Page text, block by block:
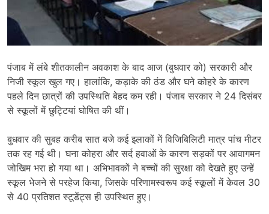
पंजाब में लंबे शीतकालीन अवकाश के बाद आज (बुधवार को) सरकारी और
निजी स्कूल खुल गए। हालांकि, कड़ाके की ठंड और घने कोहरे के कारण
पहले दिन छात्रों की उपस्थिति बेहद कम रही। पंजाब सरकार ने 24 दिसंबर
से स्कूलों में छुट्टियां घोषित की थीं।
बुधवार की सुबह करीब सात बजे कई इलाकों में विजिबिलिटी मात्र पांच मीटर
तक रह गई थी। घना कोहरा और सर्द हवाओं के कारण सड़कों पर आवागमन
जोखिम भरा हो गया था। अभिभावकों ने बच्चों की सुरक्षा को देखते हुए उन्हें
स्कूल भेजने से परहेज किया, जिसके परिणामस्वरूप कई स्कूलों में केवल 30
से 40 प्रतिशत स्टूडेंट्स ही उपस्थित हुए।